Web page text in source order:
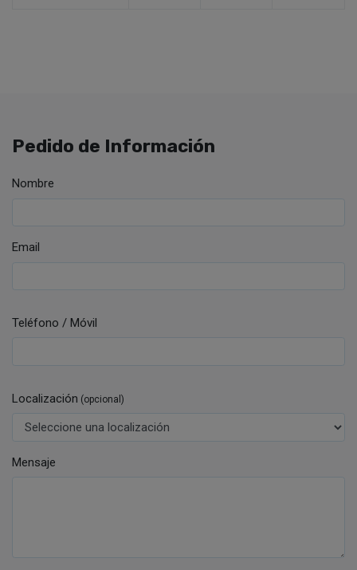
Pedido de Información
Nombre
Email
Teléfono / Móvil
Localización (opcional)
Mensaje